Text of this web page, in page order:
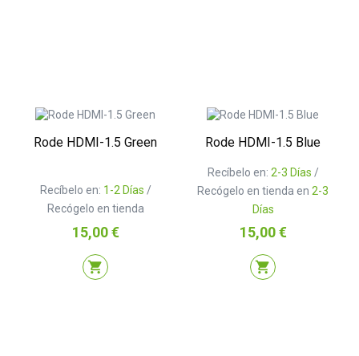
Rode HDMI-1.5 Green
Recíbelo en: 1-2 Días /
Recógelo en tienda
Precio
15,00 €
shopping_cart
Rode HDMI-1.5 Blue
Recíbelo en: 2-3 Días /
Recógelo en tienda en 2-3
Días
Precio
15,00 €
shopping_cart